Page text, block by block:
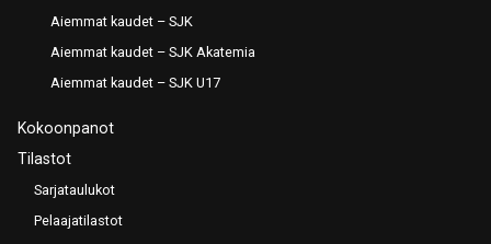
Aiemmat kaudet – SJK
Aiemmat kaudet – SJK Akatemia
Aiemmat kaudet – SJK U17
Kokoonpanot
Tilastot
Sarjataulukot
Pelaajatilastot